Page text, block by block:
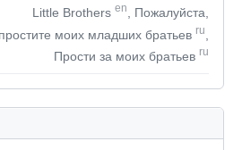
Little Brothers en
, Пожалуйста,
простите моих младших братьев ru
Прости за моих братьев ru